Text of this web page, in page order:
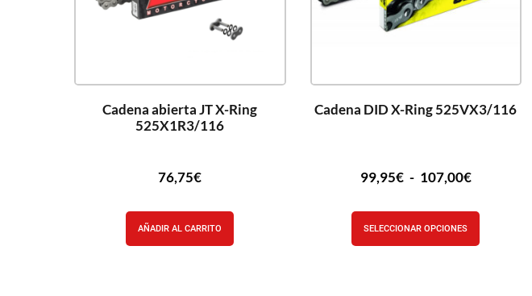
Cadena abierta JT X-Ring
525X1R3/116
76,75€
AÑADIR AL CARRITO
Cadena DID X-Ring 525VX3/116
99,95€ - 107,00€
SELECCIONAR OPCIONES